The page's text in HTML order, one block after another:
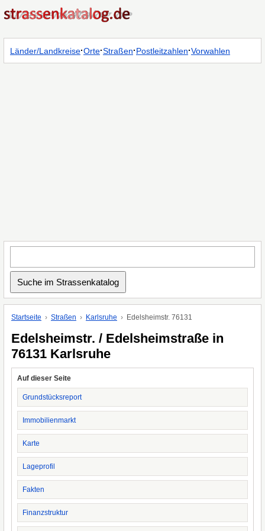
Länder/Landkreise·Orte·Straßen·Postleitzahlen·Vorwahlen
Startseite Straßen Karlsruhe Edelsheimstr. 76131
Edelsheimstr. / Edelsheimstraße in
76131 Karlsruhe
Auf dieser Seite
Grundstücksreport
Immobilienmarkt
Karte
Lageprofil
Fakten
Finanzstruktur